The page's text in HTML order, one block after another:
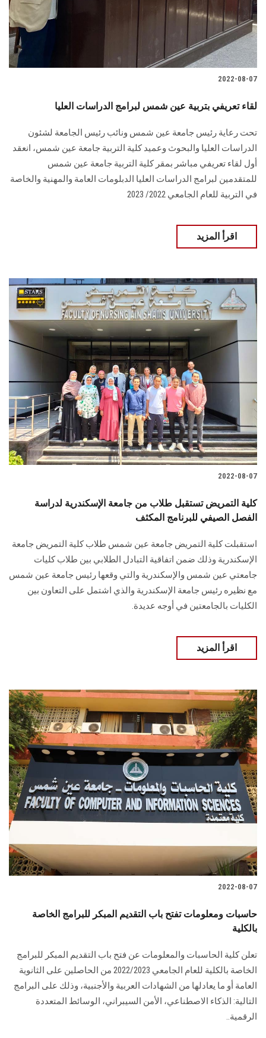
2022-08-07
لقاء تعريفي بتربية عين شمس لبرامج الدراسات العليا
تحت رعاية رئيس جامعة عين شمس ونائب رئيس الجامعة لشئون
الدراسات العليا والبحوث وعميد كلية التربية جامعة عين شمس، انعقد
أول لقاء تعريفي مباشر بمقر كلية التربية جامعة عين شمس
للمتقدمين لبرامج الدراسات العليا الدبلومات العامة والمهنية والخاصة
في التربية للعام الجامعي 2022/ 2023
اقرأ المزيد
2022-08-07
كلية التمريض تستقبل طلاب من جامعة الإسكندرية لدراسة
الفصل الصيفي للبرنامج المكثف
استقبلت كلية التمريض جامعة عين شمس طلاب كلية التمريض جامعة
الإسكندرية وذلك ضمن اتفاقية التبادل الطلابي بين طلاب كليات
جامعتي عين شمس والإسكندرية والتي وقعها رئيس جامعة عين شمس
مع نظيره رئيس جامعة الإسكندرية والذي اشتمل على التعاون بين
الكليات بالجامعتين في أوجه عديدة.
اقرأ المزيد
2022-08-07
حاسبات ومعلومات تفتح باب التقديم المبكر للبرامج الخاصة
بالكلية
تعلن كلية الحاسبات والمعلومات عن فتح باب التقديم المبكر للبرامج
الخاصة بالكلية للعام الجامعي 2022/2023 من الحاصلين على الثانوية
العامة أو ما يعادلها من الشهادات العربية والأجنبية، وذلك على البرامج
التالية: الذكاء الاصطناعي، الأمن السيبراني، الوسائط المتعددة
الرقمية..